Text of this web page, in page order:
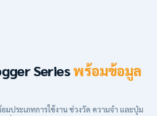
Seriesพร้อมข้อมูล
ประเภทการใช้งาน ช่วงวัด ความจำ และปุ่ม